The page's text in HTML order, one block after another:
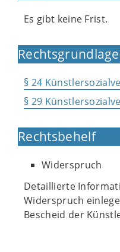
Es gibt keine Frist.
§ 24
§ 29
Rechtsbehelf
Widerspruch
Detaillierte
Widerspruch
Bescheid der